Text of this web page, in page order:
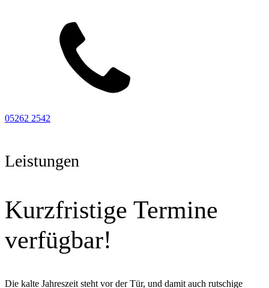
05262 2542
Leistungen
Kurzfristige Termine
verfügbar!
Die kalte Jahreszeit steht vor der Tür, und damit auch rutschige